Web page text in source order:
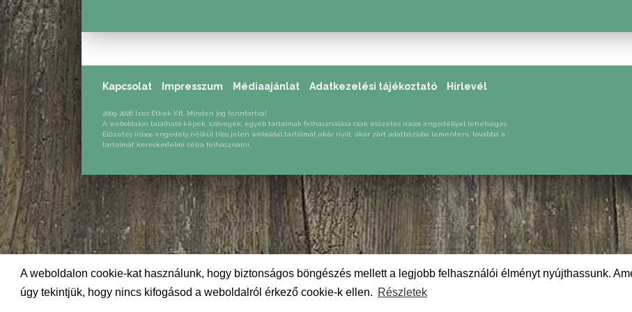
A weboldalon cookie-kat használunk, hogy biztonságos böngészés mellett a legjobb felhasználói élményt nyújthassunk.
úgy tekintjük, hogy nincs kifogásod a weboldalról érkező cookie-k ellen. Részletek
Kapcsolat Impresszum Médiaajánlat Adatkezelési tájékoztató Hírlevél
2009-2026 Ízes Étkek Kft. Minden jog fenntartva!
A weboldalon található képek, szövegek, egyéb tartalmak felhasználása csak előzetes írásos engedéllyel lehetséges.
Előzetes írásos engedély nélkül tilos jelen weboldal tartalmát akár nyílt, akár zárt adatbázisba lementeni, továbbá a
tartalmát kereskedelmi célra felhasználni.